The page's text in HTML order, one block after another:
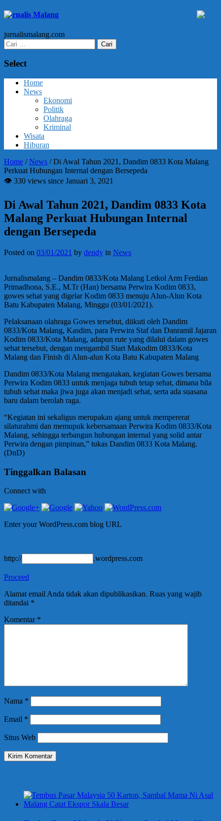
Jurnalis Malang
jurnalismalang.com
Cari
untuk:
Select
Home
News
Ekonomi
Politik
Olahraga
Kriminal
Wisata
Hiburan
Home /News /Di Awal Tahun 2021, Dandim 0833 Kota Malang
Perkuat Hubungan Internal dengan Bersepeda
👁 330 views since Januari 3, 2021
Di Awal Tahun 2021, Dandim 0833 Kota
Malang Perkuat Hubungan Internal
dengan Bersepeda
Posted on 03/01/2021 by dendy in News
Jurnalismalang – Dandim 0833/Kota Malang Letkol Arm Ferdian
Primadhona, S.E., M.Tr (Han) bersama Perwira Kodim 0833,
gowes sehat yang digelar Kodim 0833 menuju Alun-Alun Kota
Batu Kabupaten Malang, Minggu (03/01/2021).
Pelaksanaan olahraga Gowes tersebut, diikuti oleh Dandim
0833/Kota Malang, Kasdim, para Perwira Staf dan Danramil Jajaran
Kodim 0833/Kota Malang, adapun rute yang dilalui dalam gowes
sehat tersebut, dengan mengambil Start Makodim 0833/Kota
Malang dan Finish di Alun-alun Kota Batu Kabupaten Malang
Dandim 0833/Kota Malang mengatakan, kegiatan Gowes bersama
Perwira Kodim 0833 untuk menjaga tubuh tetap sehat, dimana bila
tubuh sehat maka jiwa juga akan menjadi sehat, serta ada suasana
baru dalam berolah raga.
“Kegiatan ini sekaligus merupakan ajang untuk mempererat
silaturahmi dan memupuk kebersamaan Perwira Kodim 0833/Kota
Malang, sehingga terbangun hubungan internal yang solid antar
Perwira dengan pimpinan,” tukas Dandim 0833 Kota Malang.
(DnD)
Tinggalkan Balasan
Connect with
Enter your WordPress.com blog URL
http:// .wordpress.com
Proceed
Alamat email Anda tidak akan dipublikasikan. Ruas yang wajib
ditandai *
Komentar *
Nama *
Email *
Situs Web